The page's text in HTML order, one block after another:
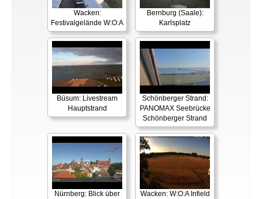
Wacken:
Festivalgelände W:O:A
Bernburg (Saale):
Karlsplatz
Büsum: Livestream
Hauptstrand
Schönberger Strand:
PANOMAX Seebrücke
Schönberger Strand
Nürnberg: Blick über
Wacken: W:O:A Infield